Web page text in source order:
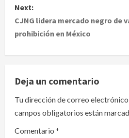
t
n
a
v
i
g
Next:
CJNG lidera mercado negro de
prohibición en México
Deja un comentario
Tu dirección de correo electrónico
campos obligatorios están
Comentario *